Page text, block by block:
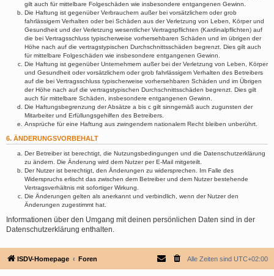
gilt auch für mittelbare Folgeschäden wie insbesondere entgangenen Gewinn.
Die Haftung ist gegenüber Verbrauchern außer bei vorsätzlichem oder grob
fahrlässigem Verhalten oder bei Schäden aus der Verletzung von Leben, Körper und
Gesundheit und der Verletzung wesentlicher Vertragspflichten (Kardinalpflichten) auf
die bei Vertragsschluss typischerweise vorhersehbaren Schäden und im übrigen der
Höhe nach auf die vertragstypischen Durchschnittsschäden begrenzt. Dies gilt auch
für mittelbare Folgeschäden wie insbesondere entgangenen Gewinn.
Die Haftung ist gegenüber Unternehmern außer bei der Verletzung von Leben, Körper
und Gesundheit oder vorsätzlichem oder grob fahrlässigem Verhalten des Betreibers
auf die bei Vertragsschluss typischerweise vorhersehbaren Schäden und im Übrigen
der Höhe nach auf die vertragstypischen Durchschnittsschäden begrenzt. Dies gilt
auch für mittelbare Schäden, insbesondere entgangenen Gewinn.
Die Haftungsbegrenzung der Absätze a bis c gilt sinngemäß auch zugunsten der
Mitarbeiter und Erfüllungsgehilfen des Betreibers.
Ansprüche für eine Haftung aus zwingendem nationalem Recht bleiben unberührt.
6. ÄNDERUNGSVORBEHALT
Der Betreiber ist berechtigt, die Nutzungsbedingungen und die Datenschutzerklärung
zu ändern. Die Änderung wird dem Nutzer per E-Mail mitgeteilt.
Der Nutzer ist berechtigt, den Änderungen zu widersprechen. Im Falle des
Widerspruchs erlischt das zwischen dem Betreiber und dem Nutzer bestehende
Vertragsverhältnis mit sofortiger Wirkung.
Die Änderungen gelten als anerkannt und verbindlich, wenn der Nutzer den
Änderungen zugestimmt hat.
Informationen über den Umgang mit deinen persönlichen Daten sind in der
Datenschutzerklärung enthalten.
ISDV-Homepage Foren Alle Zeiten sind UTC+02:00